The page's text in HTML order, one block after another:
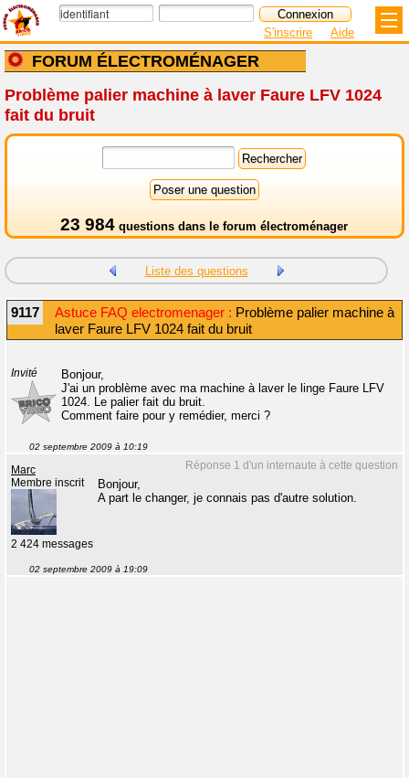
FORUM ÉLECTROMÉNAGER
S'inscrire Aide
Problème palier machine à laver Faure LFV 1024
fait du bruit
23 984 questions dans le forum électroménager
Liste des questions
9117 Astuce FAQ electromenager : Problème palier machine à
laver Faure LFV 1024 fait du bruit
Invité
Bonjour,
J'ai un problème avec ma machine à laver le linge Faure LFV
1024. Le palier fait du bruit.
Comment faire pour y remédier, merci ?
02 septembre 2009 à 10:19
Réponse 1 d'un internaute à cette question
Marc
Membre inscrit
2 424 messages
Bonjour,
A part le changer, je connais pas d'autre solution.
02 septembre 2009 à 19:09